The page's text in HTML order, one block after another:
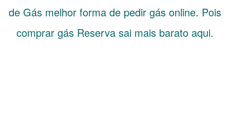
de Gás melhor forma de pedir gás online. Pois
comprar gás Reserva sai mais barato aqui.